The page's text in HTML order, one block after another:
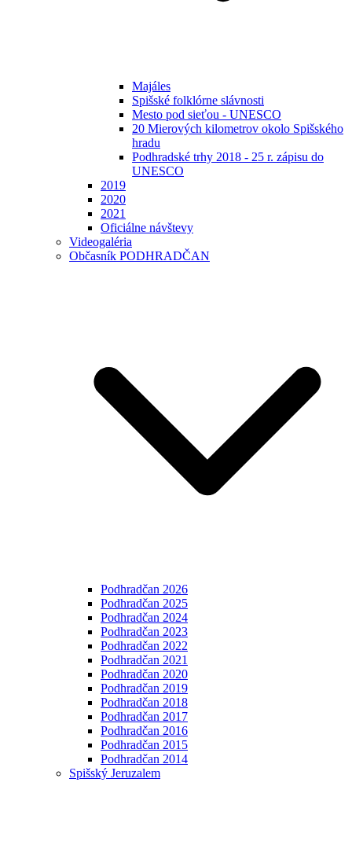
Majáles
Spišské folklórne slávnosti
Mesto pod sieťou - UNESCO
20 Mierových kilometrov okolo Spišského
hradu
Podhradské trhy 2018 - 25 r. zápisu do
UNESCO
2019
2020
2021
Oficiálne návštevy
Videogaléria
Občasník PODHRADČAN
Podhradčan 2026
Podhradčan 2025
Podhradčan 2024
Podhradčan 2023
Podhradčan 2022
Podhradčan 2021
Podhradčan 2020
Podhradčan 2019
Podhradčan 2018
Podhradčan 2017
Podhradčan 2016
Podhradčan 2015
Podhradčan 2014
Spišský Jeruzalem